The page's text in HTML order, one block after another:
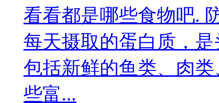
看看都是哪些食物吧.
每天摄取的蛋白质，
包括新鲜的鱼类、肉
些富...